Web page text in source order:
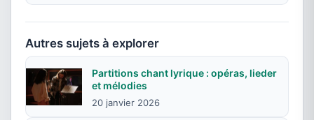
Autres sujets à explorer
Partitions chant lyrique : opéras, lieder
et mélodies
20 janvier 2026